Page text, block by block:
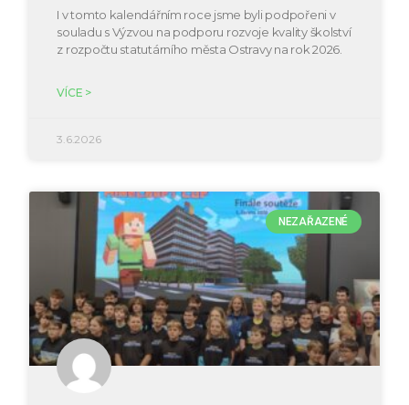
I v tomto kalendářním roce jsme byli podpořeni v
souladu s Výzvou na podporu rozvoje kvality školství
z rozpočtu statutárního města Ostravy na rok 2026.
VÍCE >
3.6.2026
NEZAŘAZENÉ